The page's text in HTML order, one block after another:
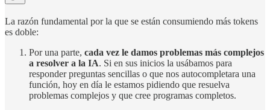
La razón fundamental por la que se están consumiendo más tokens
es doble:
Por una parte, cada vez le damos problemas más complejos
a resolver a la IA. Si en sus inicios la usábamos para
responder preguntas sencillas o que nos autocompletara una
función, hoy en día le estamos pidiendo que resuelva
problemas complejos y que cree programas completos.